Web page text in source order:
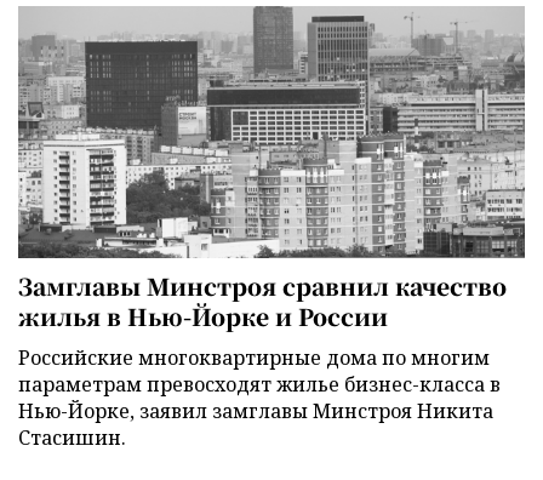
Замглавы Минстроя сравнил качество
жилья в Нью-Йорке и России
Российские многоквартирные дома по многим
параметрам превосходят жилье бизнес-класса в
Нью-Йорке, заявил замглавы Минстроя Никита
Стасишин.